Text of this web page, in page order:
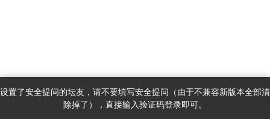
消息 发现
设置了安全提问的坛友，请不要填写安全提问（由于不兼容新版本全部清
除掉了），直接输入验证码登录即可。